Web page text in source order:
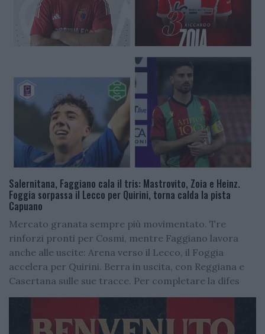
Salernitana, Faggiano cala il tris: Mastrovito, Zoia e Heinz.
Foggia sorpassa il Lecco per Quirini, torna calda la pista
Capuano
Mercato granata sempre più movimentato. Tre
rinforzi pronti per Cosmi, mentre Faggiano lavora
anche alle uscite: Arena verso il Lecco, il Foggia
accelera per Quirini. Berra in uscita, con Reggiana e
Casertana sulle sue tracce. Per completare la difes